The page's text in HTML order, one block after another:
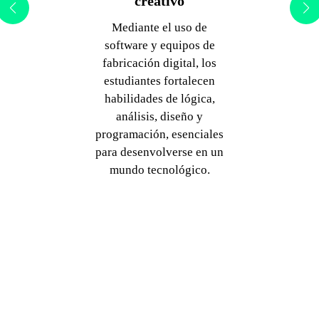
crean proyectos, también
identifican oportunidades
para emprender,
diseñando soluciones
creativas que pueden
convertirse en productos
o servicios útiles para su
comunidad educativa.